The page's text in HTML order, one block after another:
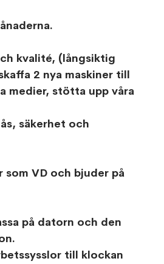
kvalité, (långsiktig
2 nya maskiner till
medier, stötta upp våra
säkerhet och
VD och bjuder på
på datorn och den
till klockan